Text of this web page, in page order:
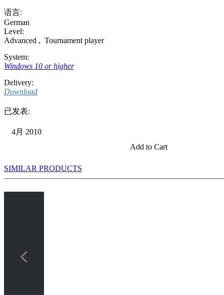
语言:
German
Level:
Advanced , Tournament player
System:
Windows 10 or higher
Delivery:
Download
已发表:
4月 2010
Add to Cart
SIMILAR PRODUCTS